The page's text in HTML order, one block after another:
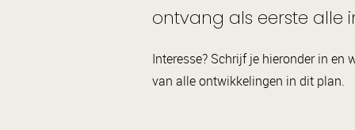
ontvang als eerste alle
Interesse? Schrijf je hieronder in en
van alle ontwikkelingen in dit plan.